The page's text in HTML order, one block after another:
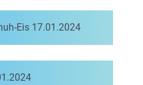
Kein Schlittschuh-Eis 17.01.2024